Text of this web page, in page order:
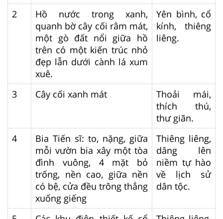
2
Hồ nước trong xanh,
quanh bờ cây cối râm mát,
một gò đất nổi giữa hồ
trên có một kiến trúc nhỏ
đẹp lẫn dưới cành lá xum
xuê.
Yên bình, cổ
kính, thiêng
liêng.
3 Cây cối xanh mát
Thoải mái,
thích thú,
thư giãn.
4
Bia Tiến sĩ: to, nặng, giữa
mỗi vườn bia xây một tòa
đình vuông, 4 mặt bỏ
trống, nền cao, giữa nền
có bệ, cửa đều trông thẳng
xuống giếng
Thiêng liêng,
dâng lên
niềm tự hào
về lịch sử
dân tộc.